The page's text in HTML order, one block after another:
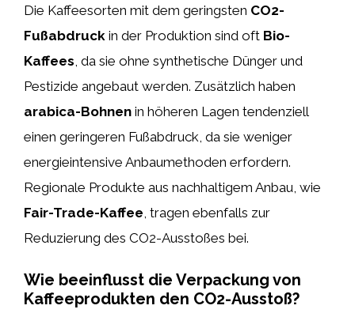
Die Kaffeesorten mit dem geringsten CO2-
Fußabdruck in der Produktion sind oft Bio-
Kaffees , da sie ohne synthetische Dünger und
Pestizide angebaut werden. Zusätzlich haben
arabica-Bohnen in höheren Lagen tendenziell
einen geringeren Fußabdruck, da sie weniger
energieintensive Anbaumethoden erfordern.
Regionale Produkte aus nachhaltigem Anbau, wie
Fair-Trade-Kaffee , tragen ebenfalls zur
Reduzierung des CO2-Ausstoßes bei.
Wie beeinflusst die Verpackung von
Kaffeeprodukten den CO2-Ausstoß?